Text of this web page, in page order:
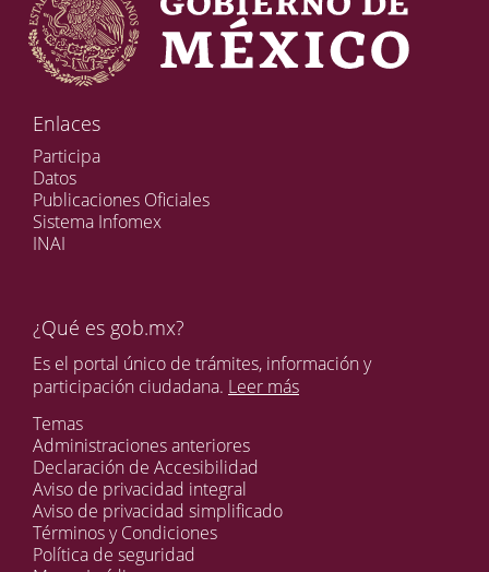
Enlaces
Participa
Datos
Publicaciones Oficiales
Sistema Infomex
INAI
¿Qué es gob.mx?
Es el portal único de trámites, información y
participación ciudadana. Leer más
Temas
Administraciones anteriores
Declaración de Accesibilidad
Aviso de privacidad integral
Aviso de privacidad simplificado
Términos y Condiciones
Política de seguridad